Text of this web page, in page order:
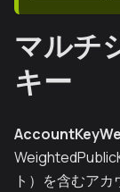
マルチ
キー
ト）を含むアカ